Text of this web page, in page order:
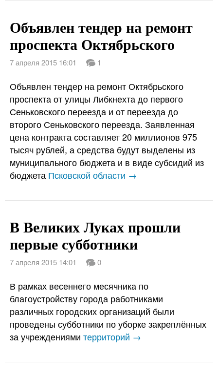
Объявлен тендер на ремонт
проспекта Октябрьского
7 апреля 2015 16:01 1
Объявлен тендер на ремонт Октябрьского
проспекта от улицы Либкнехта до первого
Сеньковского переезда и от переезда до
второго Сеньковского переезда. Заявленная
цена контракта составляет 20 миллионов 975
тысяч рублей, а средства будут выделены из
муниципального бюджета и в виде субсидий из
бюджета Псковской области →
В Великих Луках прошли
первые субботники
7 апреля 2015 14:01 0
В рамках весеннего месячника по
благоустройству города работниками
различных городских организаций были
проведены субботники по уборке закреплённых
за учреждениями территорий →